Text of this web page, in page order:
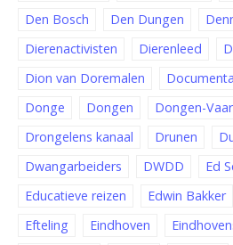
Den Bosch
Den Dungen
Dierenactivisten
Dierenleed
Dion van Doremalen
Donge
Dongen Dongen-
Drongelens kanaal
Drunen
Dwangarbeiders
DWDD
Ed
Educatieve reizen
Edwin Bakker
Efteling
Eindhoven